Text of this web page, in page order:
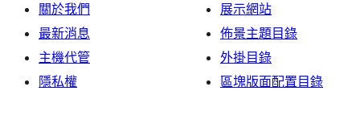
關於我們
最新消息
主機代管
隱私權
展示網站
佈景主題目錄
外掛目錄
區塊版面配置目錄